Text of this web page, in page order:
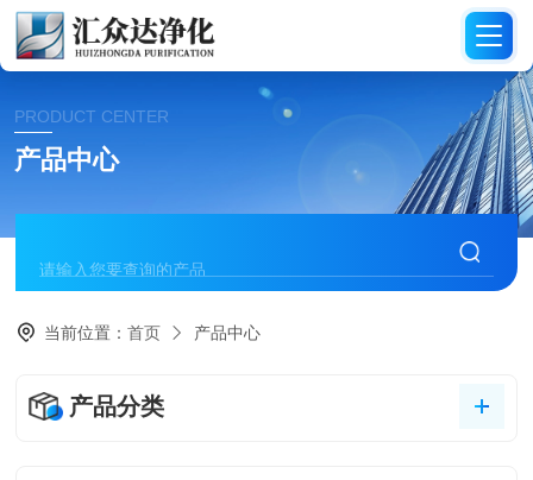
PRODUCT CENTER
产品中心
当前位置：首页 产品中心
产品分类